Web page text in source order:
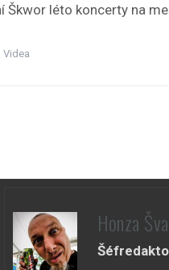
Škwor léto koncerty na
Videa
Honza